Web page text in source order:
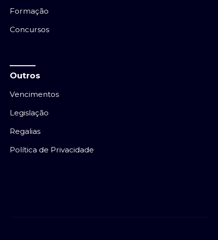
Formação
Concursos
Outros
Vencimentos
Legislação
Regalias
Política de Privacidade